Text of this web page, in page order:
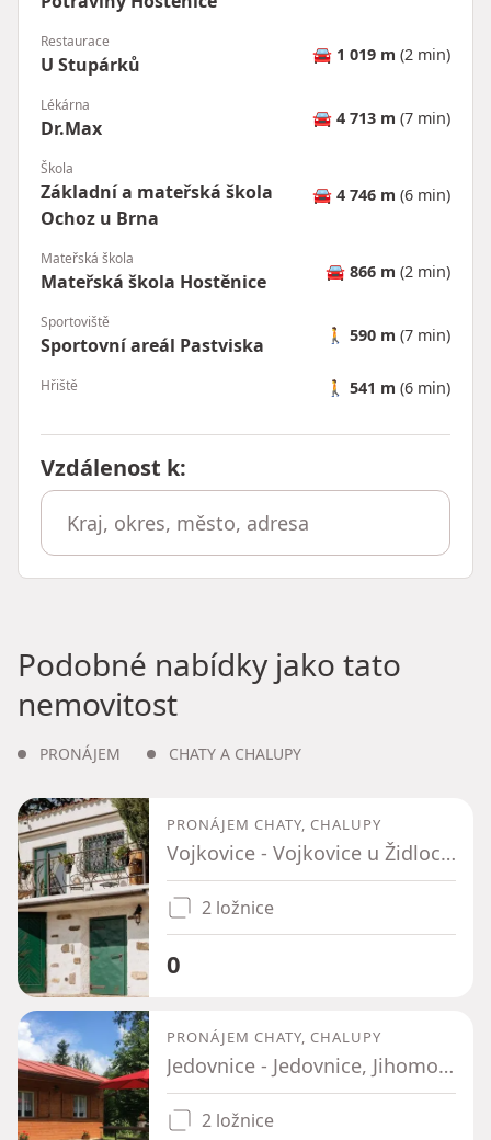
Restaurace
U Stupárků 🚘 1 019 m (2 min)
Lékárna
Dr.Max 🚘 4 713 m (7 min)
Škola
Základní a mateřská škola
Ochoz u Brna
🚘 4 746 m (6 min)
Mateřská škola
Mateřská škola Hostěnice 🚘 866 m (2 min)
Sportoviště
Sportovní areál Pastviska 🚶 590 m (7 min)
Hřiště 🚶 541 m (6 min)
Vzdálenost k:
Podobné nabídky jako tato
nemovitost
PRONÁJEM CHATY A CHALUPY
PRONÁJEM CHATY, CHALUPY
Vojkovice - Vojkovice u Židlochovic, Jihomoravský kraj
2 ložnice
0
PRONÁJEM CHATY, CHALUPY
Jedovnice - Jedovnice, Jihomoravský kraj
2 ložnice